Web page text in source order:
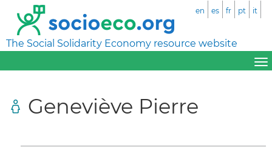
The Social Solidarity Economy resource website
en es fr pt it
Geneviève Pierre